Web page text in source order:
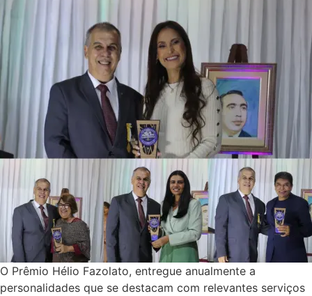
O Prêmio Hélio Fazolato, entregue anualmente a
personalidades que se destacam com relevantes serviços